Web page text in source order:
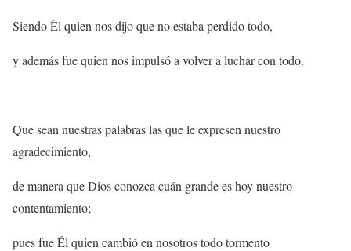
Siendo Él quien nos dijo que no estaba perdido todo,
y además fue quien nos impulsó a volver a luchar con todo.
Que sean nuestras palabras las que le expresen nuestro
agradecimiento,
de manera que Dios conozca cuán grande es hoy nuestro
contentamiento;
pues fue Él quien cambió en nosotros todo tormento